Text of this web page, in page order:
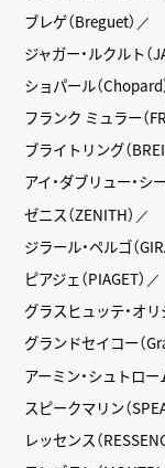
ブレゲ（Breguet）
ジャガー・ルクルト（
ショパール（Chopard
フランク ミュラー（
ブライトリング（
アイ・ダブリュー・シー
ゼニス（ZENITH）
ジラール・ペルゴ（
ピアジェ（PIAGET）
グラスヒュッテ・オリ
グランドセイコー（
アーミン・シュトロー
スピークマリン（
レッセンス（